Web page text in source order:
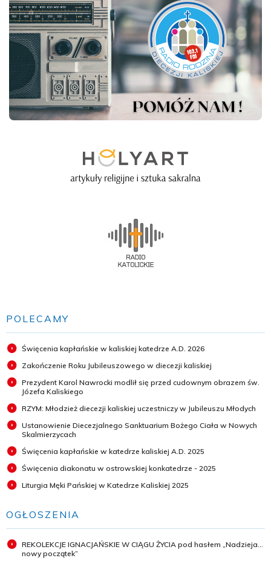
POLECAMY
Święcenia kapłańskie w kaliskiej katedrze A.D. 2026
Zakończenie Roku Jubileuszowego w diecezji kaliskiej
Prezydent Karol Nawrocki modlił się przed cudownym obrazem św.
Józefa Kaliskiego
RZYM: Młodzież diecezji kaliskiej uczestniczy w Jubileuszu Młodych
Ustanowienie Diecezjalnego Sanktuarium Bożego Ciała w Nowych
Skalmierzycach
Święcenia kapłańskie w katedrze kaliskiej A.D. 2025
Święcenia diakonatu w ostrowskiej konkatedrze - 2025
Liturgia Męki Pańskiej w Katedrze Kaliskiej 2025
OGŁOSZENIA
REKOLEKCJE IGNACJAŃSKIE W CIĄGU ŻYCIA pod hasłem „Nadzieja...
nowy początek”